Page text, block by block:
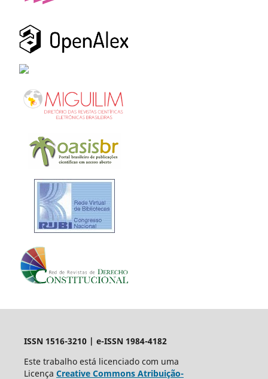
ISSN 1516-3210 | e-ISSN 1984-4182
Este trabalho está licenciado com uma
Licença Creative Commons Atribuição-